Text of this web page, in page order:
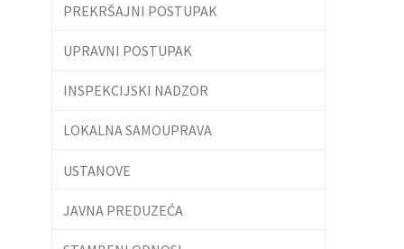
PREKRŠAJNI POSTUPAK
UPRAVNI POSTUPAK
INSPEKCIJSKI NADZOR
LOKALNA SAMOUPRAVA
USTANOVE
JAVNA PREDUZEĆA